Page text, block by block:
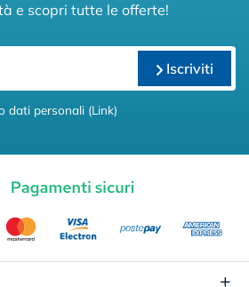
e scopri tutte le offerte!
Iscriviti
dati personali (Link)